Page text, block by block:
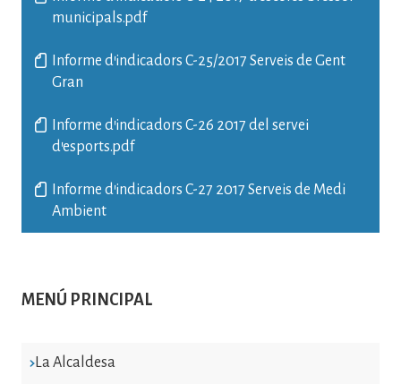
MENÚ PRINCIPAL
La Alcaldesa
municipals.pdf
Informe d'indicadors C-25/2017 Serveis de Gent
Gran
Informe d'indicadors C-26 2017 del servei
d'esports.pdf
Informe d'indicadors C-27 2017 Serveis de Medi
Ambient